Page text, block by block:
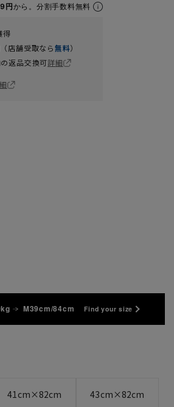
円から。分割手数料無料
得
店舗受取なら無料）
返品交換可詳細
M39cm/84cm Find your size
41cm×82cm 43cm×82cm